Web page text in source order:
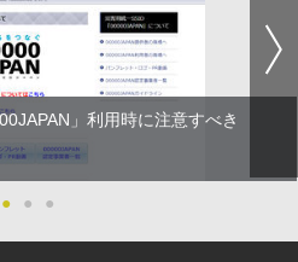
」利用時に注意すべき
● ● ●